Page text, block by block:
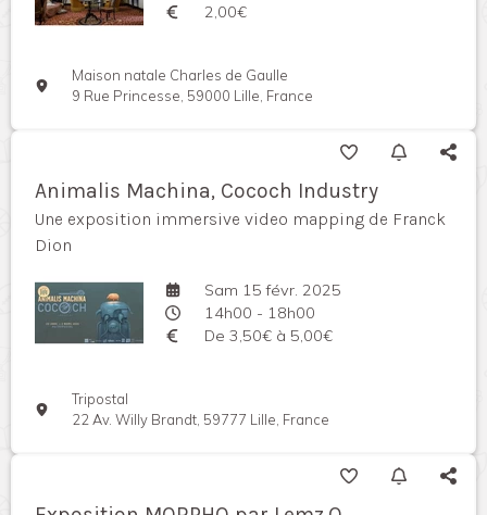
2,00€
Maison natale Charles de Gaulle
9 Rue Princesse, 59000 Lille, France
Animalis Machina, Cococh Industry
Une exposition immersive video mapping de Franck
Dion
Sam 15 févr. 2025
14h00 - 18h00
De 3,50€ à 5,00€
Tripostal
22 Av. Willy Brandt, 59777 Lille, France